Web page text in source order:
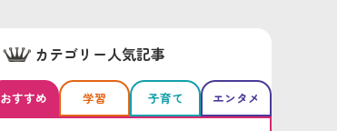
カテゴリー人気記事
おすすめ 学習 子育て エンタメ